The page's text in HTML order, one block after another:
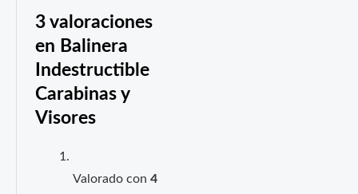
3 valoraciones
en Balinera
Indestructible
Carabinas y
Visores
Valorado con 4